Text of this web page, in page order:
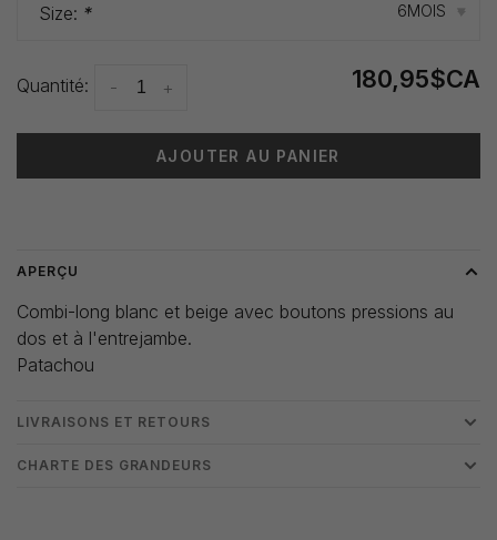
Size: * 6MOIS ▾
Quantité: +
- 180,95$CA
AJOUTER AU PANIER
APERÇU
Combi-long blanc et beige avec boutons pressions au
dos et à l'entrejambe.
Patachou
LIVRAISONS ET RETOURS
CHARTE DES GRANDEURS